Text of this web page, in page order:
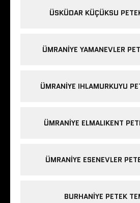
ÜSKÜDAR KÜÇÜKSU
ÜMRANIYE YAMANEVLER
ÜMRANIYE IHLAMURKUYU
ÜMRANIYE ELMALIKENT
ÜMRANIYE ESENEVLER
BURHANIYE PETEK